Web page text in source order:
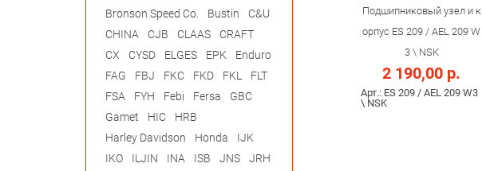
Подшипниковый узел и к
орпус ES 209 / AEL 209 W
3 \ NSK
2 190,00 р.
Арт.: ES 209 / AEL 209 W3
\ NSK
Bronson Speed Co.
Bustin
C&U
CHINA
CJB CLAAS
CRAFT
CX
CYSD ELGES EPK
Enduro
FAG
FBJ FKC FKD FKL
FLT
FSA
FYH Febi Fersa
GBC
Gamet
HIC
HRB
Harley Davidson
Honda
IJK
IKO
ILJIN INA ISB JNS
JRH